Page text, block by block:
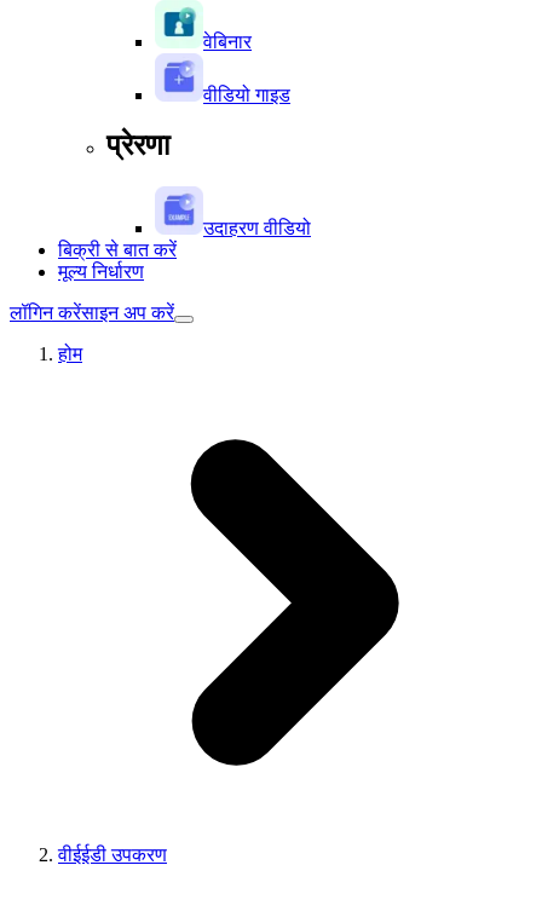
वेबिनार
वीडियो गाइड
प्रेरणा
उदाहरण वीडियो
बिक्री से बात करें
मूल्य निर्धारण
लॉगिन करेंसाइन अप करें
होम
वीईईडी उपकरण